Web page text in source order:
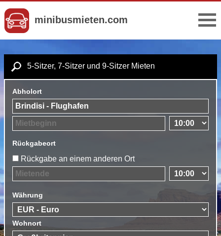
minibusmieten.com
5-Sitzer, 7-Sitzer und 9-Sitzer Mieten
Abholort
Rückgabeort
Rückgabe an einem anderen Ort
Währung
Wohnort